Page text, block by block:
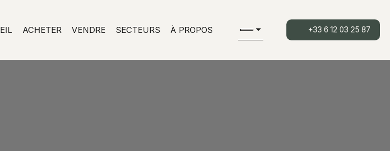
ACHETER VENDRE SECTEURS À PROPOS +33 6 12 03 25 87